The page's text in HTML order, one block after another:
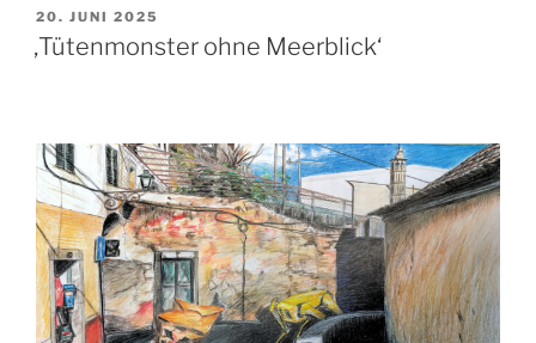
VERÖFFENTLICHT
AM
20. JUNI 2025
‚Tütenmonster ohne Meerblick‘